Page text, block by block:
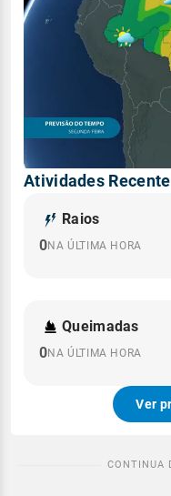
Atividades Recente
Raios
0NA ÚLTIMA HORA
Queimadas
0NA ÚLTIMA HORA
Ver